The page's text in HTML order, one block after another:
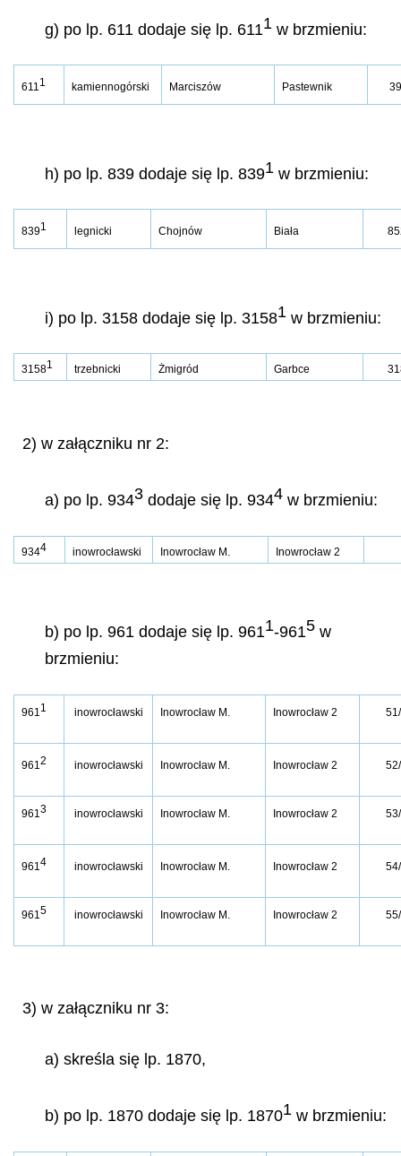
g) po lp. 611 dodaje się lp. 6111 w brzmieniu:
6111 kamiennogórski Marciszów Pastewnik
h) po lp. 839 dodaje się lp. 8391 w brzmieniu:
8391 legnicki Chojnów Biała
i) po lp. 3158 dodaje się lp. 31581 w brzmieniu:
31581 trzebnicki Żmigród Garbce
2) w załączniku nr 2:
a) po lp. 9343 dodaje się lp. 9344 w brzmieniu:
9344 inowrocławski Inowrocław M. Inowrocław 2
b) po lp. 961 dodaje się lp. 9611-9615 w
brzmieniu:
961 1 inowrocławski Inowrocław M. Inowrocław 2
961 2 inowrocławski Inowrocław M. Inowrocław 2
961 3 inowrocławski Inowrocław M. Inowrocław 2
961 4 inowrocławski Inowrocław M. Inowrocław 2
961 5 inowrocławski Inowrocław M. Inowrocław 2
3) w załączniku nr 3:
a) skreśla się lp. 1870,
b) po lp. 1870 dodaje się lp. 18701 w brzmieniu: